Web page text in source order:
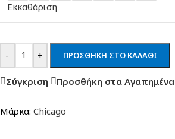
Εκκαθάριση
- + ΠΡΟΣΘΉΚΗ ΣΤΟ ΚΑΛΆΘΙ
Σύγκριση Προσθήκη στα Αγαπημένα
Μάρκα: Chicago